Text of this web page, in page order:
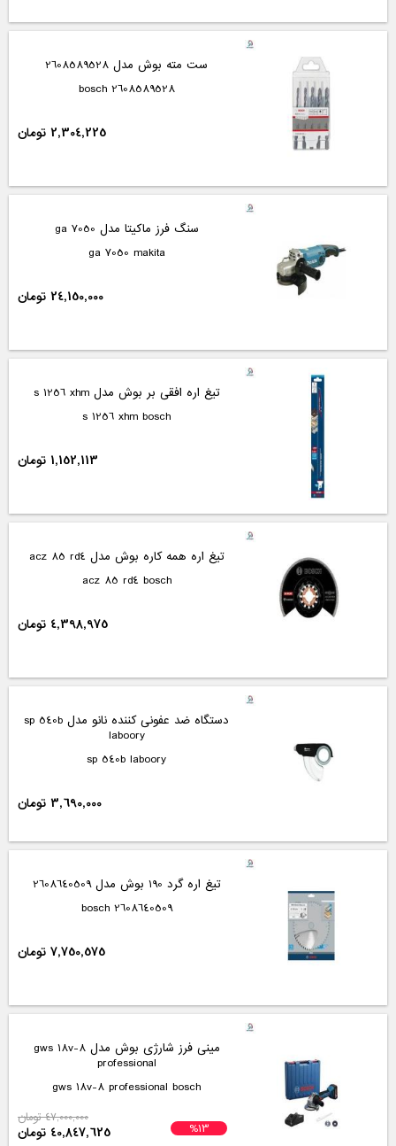
ست مته بوش مدل 2608589528
2608589528 bosch
2,304,225 تومان
سنگ فرز ماکیتا مدل ga 7050
ga 7050 makita
24,150,000 تومان
تیغ اره افقی بر بوش مدل s 1256 xhm
s 1256 xhm bosch
1,152,113 تومان
تیغ اره همه کاره بوش مدل acz 85 rd4
acz 85 rd4 bosch
4,398,975 تومان
دستگاه ضد عفونی کننده نانو مدل sp 540b
laboory
sp 540b laboory
3,690,000 تومان
تیغ اره گرد 190 بوش مدل 2608640509
2608640509 bosch
7,750,575 تومان
مینی فرز شارژی بوش مدل gws 18v-8
professional
gws 18v-8 professional bosch
%13
47,000,000 تومان
40,847,625 تومان